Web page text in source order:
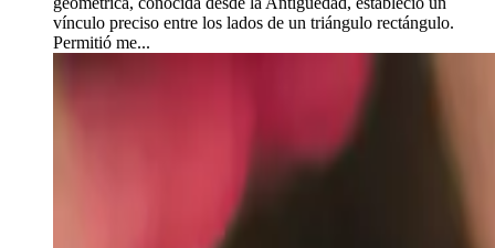
vínculo preciso entre los lados de un triángulo rectángulo.
Permitió me...